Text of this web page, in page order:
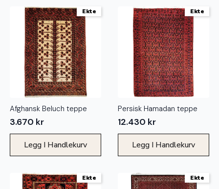
Ekte
Afghansk Beluch teppe
3.670 kr
Legg I Handlekurv
Ekte
Persisk Hamadan teppe
12.430 kr
Legg I Handlekurv
Ekte Ekte